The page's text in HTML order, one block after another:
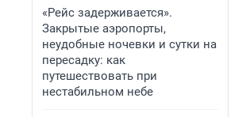
«Рейс задерживается».
Закрытые аэропорты,
неудобные ночевки и сутки на
пересадку: как
путешествовать при
нестабильном небе